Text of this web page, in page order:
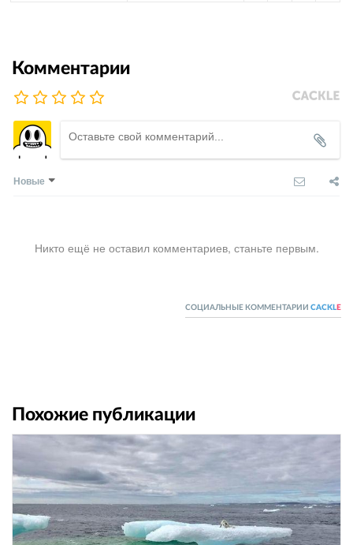
Комментарии
Новые
Никто ещё не оставил комментариев, станьте первым.
СОЦИАЛЬНЫЕ КОММЕНТАРИИ CACKL E
Похожие публикации